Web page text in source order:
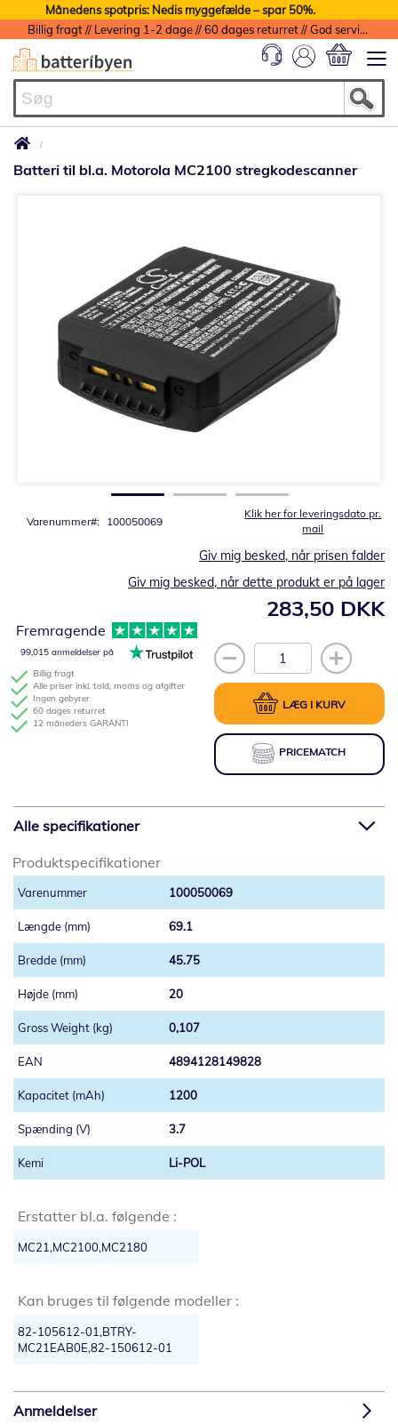
Månedens spotpris: Nedis myggefælde – spar 50%.
Billig fragt // Levering 1-2 dage // 60 dages returret // God service med garanti
Batteri til bl.a. Motorola MC2100 stregkodescanner
Klik her for leveringsdato pr.
mail
Varenummer 100050069
283,50 DKK
Giv mig besked, når prisen falder
Giv mig besked, når dette produkt er på lager
LÆG I KURV
PRICEMATCH
Billig fragt
Alle priser inkl. told, moms og afgifter
Ingen gebyrer
60 dages returret
12 måneders GARANTI
Fremragende
99,015 anmeldelser på
Alle specifikationer
Produktspecifikationer
100050069
69.1
45.75
20
0,107
4894128149828
1200
3.7
Li-POL
Erstatter bl.a. følgende :
MC21,MC2100,MC2180
Kan bruges til følgende modeller :
82-105612-01,BTRY-
MC21EAB0E,82-150612-01
Anmeldelser